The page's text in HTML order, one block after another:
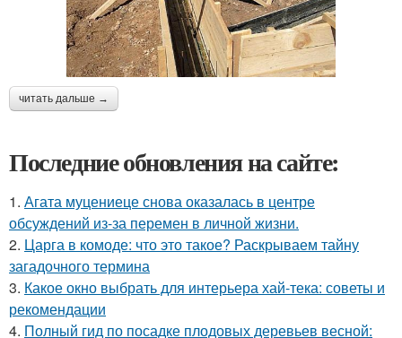
читать дальше →
Последние обновления на сайте:
1. Агата муцениеце снова оказалась в центре
обсуждений из-за перемен в личной жизни.
2. Царга в комоде: что это такое? Раскрываем тайну
загадочного термина
3. Какое окно выбрать для интерьера хай-тека: советы и
рекомендации
4. Полный гид по посадке плодовых деревьев весной: